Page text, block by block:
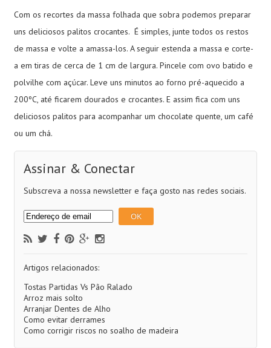
Com os recortes da massa folhada que sobra podemos preparar
uns deliciosos palitos crocantes. É simples, junte todos os restos
de massa e volte a amassa-los. A seguir estenda a massa e corte-
a em tiras de cerca de 1 cm de largura. Pincele com ovo batido e
polvilhe com açúcar. Leve uns minutos ao forno pré-aquecido a
200ºC, até ficarem dourados e crocantes. E assim fica com uns
deliciosos palitos para acompanhar um chocolate quente, um café
ou um chá.
Assinar & Conectar
Subscreva a nossa newsletter e faça gosto nas redes sociais.
Artigos relacionados:
Tostas Partidas Vs Pão Ralado
Arroz mais solto
Arranjar Dentes de Alho
Como evitar derrames
Como corrigir riscos no soalho de madeira